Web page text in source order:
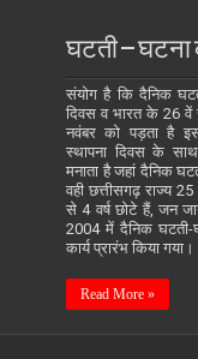
घटती –
संयोग है कि दैनिक
दिवस व भारत के 26 वें
नवंबर को पड़ता है
स्थापना दिवस के
मनाता है जहां दैनिक
वही छत्तीसगढ़ राज्य 25
से 4 वर्ष छोटे हैं, जन
2004 में दैनिक घटती-
कार्य प्रारंभ किया गया।
Read More »